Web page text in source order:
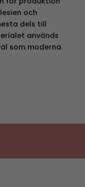
och
dels till
används
som moderna